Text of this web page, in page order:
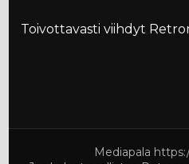
Toivottavasti viihdyt
Mediapala